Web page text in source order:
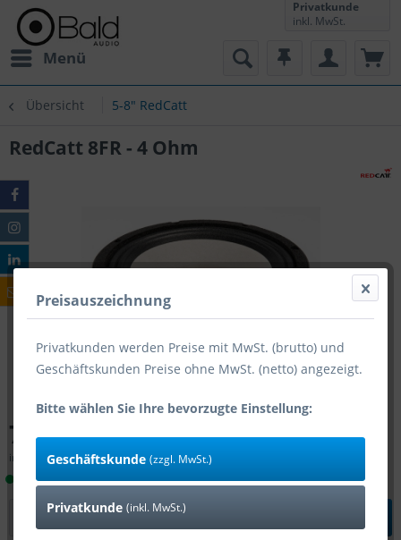
Menü
Privatkunde
inkl. MwSt.
Übersicht 5-8" RedCatt
RedCatt 8FR - 4 Ohm
78,94 € *
inkl. MwSt.zzgl. Versandkosten
Lieferzeit 1-4 Tage (Bestand: 14)
Preisauszeichnung
Privatkunden werden Preise mit MwSt. (brutto) und
Geschäftskunden Preise ohne MwSt. (netto) angezeigt.
Bitte wählen Sie Ihre bevorzugte Einstellung:
Geschäftskunde (zzgl. MwSt.)
Privatkunde (inkl. MwSt.)